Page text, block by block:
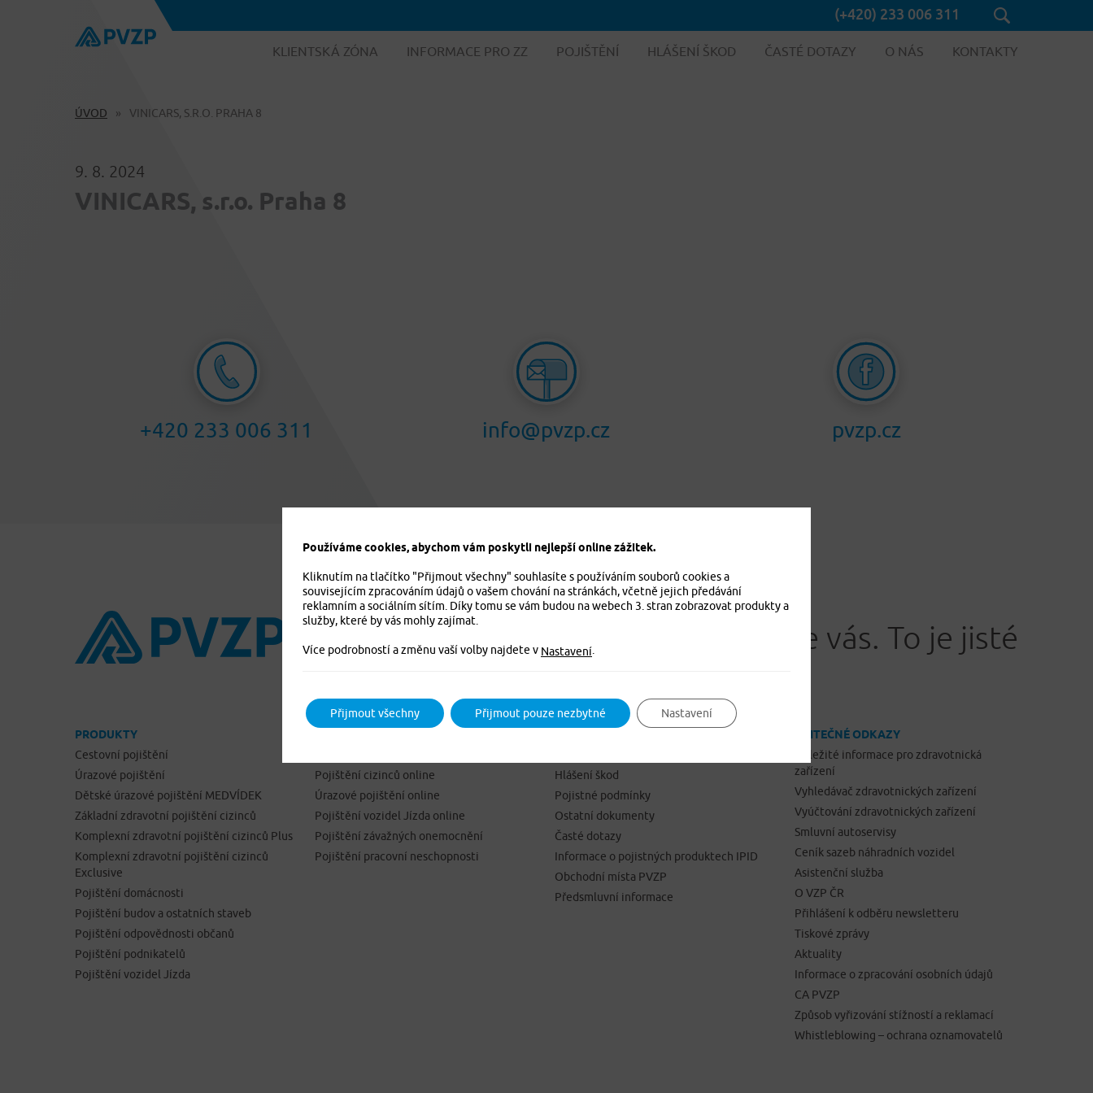
(+420) 233 006 311
KLIENTSKÁ ZÓNA INFORMACE PRO ZZ POJIŠTĚNÍ HLÁŠENÍ ŠKOD ČASTÉ DOTAZY O NÁS KONTAKTY
ÚVOD VINICARS, S.R.O. PRAHA 8
9. 8. 2024
VINICARS, s.r.o. Praha 8
+420 233 006 311 info@pvzp.cz pvzp.cz
Jistíme vás. To je jisté
PRODUKTY
Cestovní pojištění
Úrazové pojištění
Dětské úrazové pojištění MEDVÍDEK
Základní zdravotní pojištění cizinců
Komplexní zdravotní pojištění cizinců Plus
Komplexní zdravotní pojištění cizinců
Exclusive
Pojištění domácnosti
Pojištění budov a ostatních staveb
Pojištění odpovědnosti občanů
Pojištění podnikatelů
Pojištění vozidel Jízda
Pojištění cizinců online
Úrazové pojištění online
Pojištění vozidel Jízda online
Pojištění závažných onemocnění
Pojištění pracovní neschopnosti
Hlášení škod
Pojistné podmínky
Ostatní dokumenty
Časté dotazy
Informace o pojistných produktech IPID
Obchodní místa PVZP
Předsmluvní informace
UŽITEČNÉ ODKAZY
Důležité informace pro zdravotnická
zařízení
Vyhledávač zdravotnických zařízení
Vyúčtování zdravotnických zařízení
Smluvní autoservisy
Ceník sazeb náhradních vozidel
Asistenční služba
O VZP ČR
Přihlášení k odběru newsletteru
Tiskové zprávy
Aktuality
Informace o zpracování osobních údajů
CA PVZP
Způsob vyřizování stížností a reklamací
Whistleblowing – ochrana oznamovatelů
Používáme cookies, abychom vám poskytli nejlepší online zážitek.
Kliknutím na tlačítko "Přijmout všechny" souhlasíte s používáním souborů cookies a
souvisejícím zpracováním údajů o vašem chování na stránkách, včetně jejich předávání
reklamním a sociálním sítím. Díky tomu se vám budou na webech 3. stran zobrazovat produkty a
služby, které by vás mohly zajímat.
Více podrobností a změnu vaší volby najdete v Nastavení.
Přijmout všechny Přijmout pouze nezbytné Nastavení